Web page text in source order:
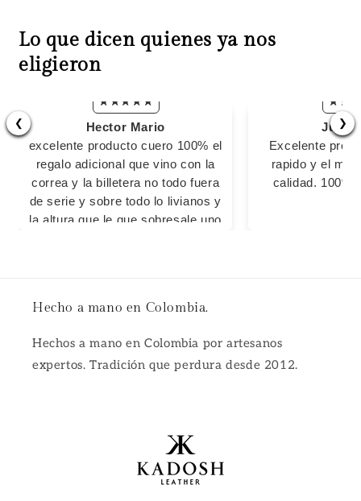
Lo que dicen quienes ya nos
eligieron
❮ ❯
Hector Mario
excelente producto cuero 100% el
regalo adicional que vino con la
correa y la billetera no todo fuera
de serie y sobre todo lo livianos y
la altura que le que sobresale uno
Juan
Excelente
rapido y el
calidad. 100%
Hecho a mano en Colombia.
Hechos a mano en Colombia por artesanos
expertos. Tradición que perdura desde 2012.